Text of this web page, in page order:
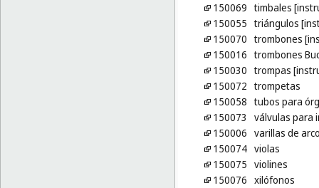
150069 timbales
150055 triángulos
150070 trombones
150016 trombones
150030 trompas
150072 trompetas
150058 tubos para
150073
válvulas para
150006 varillas de
150074 violas
150075 violines
150076 xilófonos